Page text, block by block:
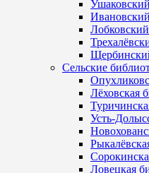
Сельские
Лёховская
Усть-
Ловецкая